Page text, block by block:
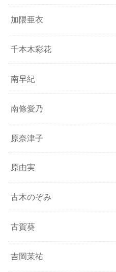
加隈亜衣
千本木彩花
南早紀
南條愛乃
原奈津子
原由実
古木のぞみ
古賀葵
吉岡茉祐